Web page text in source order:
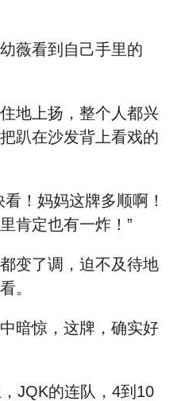
薇看到自己手里的
地上扬，整个人都兴
趴在沙发背上看戏的
！妈妈这牌多顺啊！
肯定也有一炸！”
变了调，迫不及待地
。
暗惊，这牌，确实好
JQK的连队，4到10